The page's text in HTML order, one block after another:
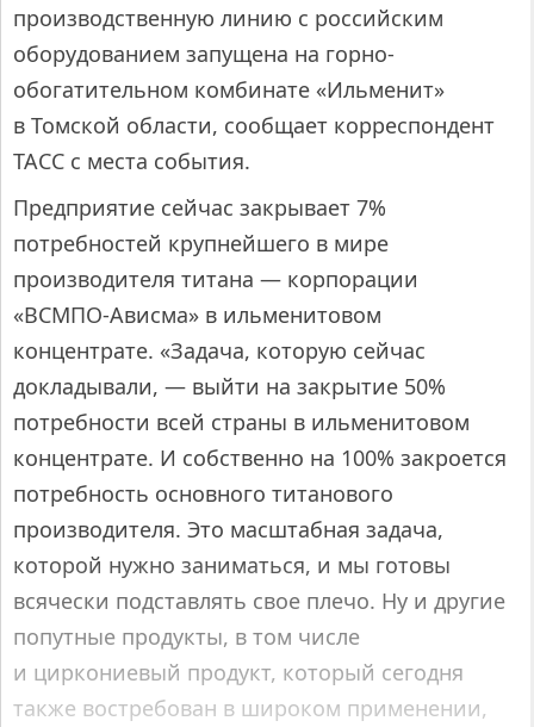
производственную линию с российским
оборудованием запущена на горно-
обогатительном комбинате «Ильменит»
в Томской области, сообщает корреспондент
ТАСС с места события.
Предприятие сейчас закрывает 7%
потребностей крупнейшего в мире
производителя титана — корпорации
«ВСМПО-Ависма» в ильменитовом
концентрате. «Задача, которую сейчас
докладывали, — выйти на закрытие 50%
потребности всей страны в ильменитовом
концентрате. И собственно на 100% закроется
потребность основного титанового
производителя. Это масштабная задача,
которой нужно заниматься, и мы готовы
всячески подставлять свое плечо. Ну и другие
попутные продукты, в том числе
и циркониевый продукт, который сегодня
также востребован в широком применении,